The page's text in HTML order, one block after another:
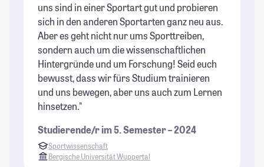
uns sind in einer Sportart gut und probieren
sich in den anderen Sportarten ganz neu aus.
Aber es geht nicht nur ums Sporttreiben,
sondern auch um die wissenschaftlichen
Hintergründe und um Forschung! Seid euch
bewusst, dass wir fürs Studium trainieren
und uns bewegen, aber uns auch zum Lernen
hinsetzen."
Studierende/r im 5. Semester – 2024
Sportwissenschaft
Bergische Universität Wuppertal